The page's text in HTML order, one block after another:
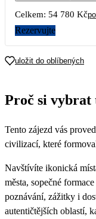
Celkem: 54 780 Kč
Rezervujte
uložit do oblíbených
Proč si vybrat
Tento zájezd vás
civilizací, které
Navštívíte ikonická
města, sopečné
poznávání, zážitky i
autentičtějších oblastí,